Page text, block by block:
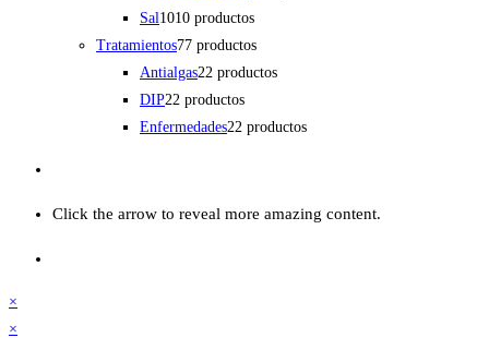
Sal1010 productos
Tratamientos77 productos
Antialgas22 productos
DIP22 productos
Enfermedades22 productos
Click the arrow to reveal more amazing content.
×
×